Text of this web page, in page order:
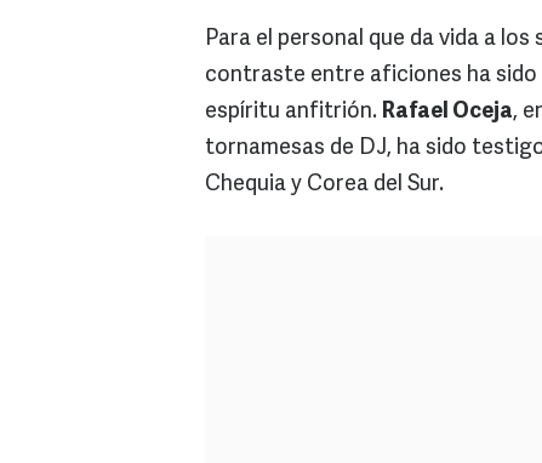
Para el personal que da vida a
contraste entre aficiones ha
espíritu anfitrión. Rafael Oceja,
tornamesas de DJ, ha sido
Chequia y Corea del Sur.